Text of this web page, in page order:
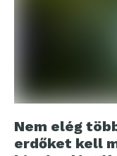
Nem elég
erdőket kell